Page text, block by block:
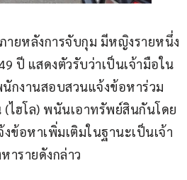
ายหลังการจับกุม มีหญิงรายหนึ่ง
ปี แสดงตัวรับว่าเป็นเจ้ามือใน
กงานสอบสวนแจ้งข้อหาร่วม
ไฮโล) พนันเอาทรัพย์สินกันโดย
ข้อหาเพิ่มเติมในฐานะเป็นเจ้า
ารายดังกล่าว